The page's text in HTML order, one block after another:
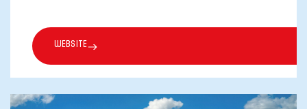
Website